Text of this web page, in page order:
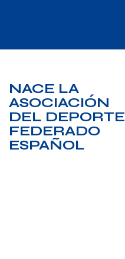
NACE LA
ASOCIACIÓN
DEL DEPORTE
FEDERADO
ESPAÑOL